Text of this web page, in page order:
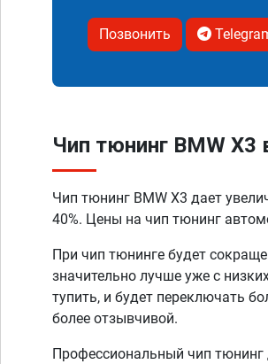
Позвонить
Чип тюнинг BMW
Чип тюнинг BMW X3 дает
40%. Цены на чип тюнинг
При чип тюнинге будет
значительно лучше уже с
тупить, и будет переключать
более отзывчивой.
Профессиональный чип тюнинг